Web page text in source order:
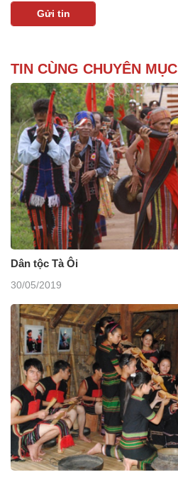
TIN CÙNG CHUYÊN MỤC
Dân tộc Tà Ôi
30/05/2019